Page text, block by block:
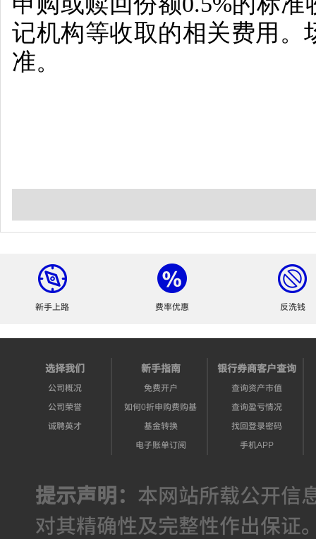
记机构等收取的相关费用。
准。
新手上路 费率优惠 反洗钱
选择我们
公司概况
公司荣誉
诚聘英才
新手指南
免费开户
如何0折申购费购基
基金转换
电子账单订阅
银行券商客户查询
查询资产市值
查询盈亏情况
找回登录密码
手机APP
提示声明： 本网站所载公开信
对其精确性及完整性作出保证